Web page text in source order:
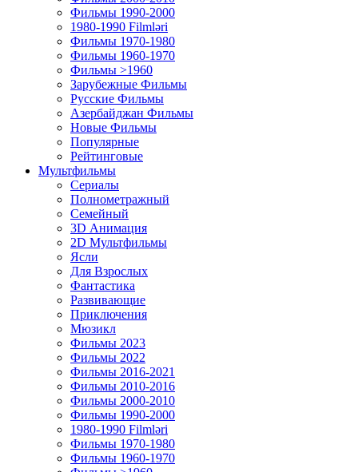
Фильмы 1990-2000
1980-1990 Filmləri
Фильмы 1970-1980
Фильмы 1960-1970
Фильмы >1960
Зарубежные Фильмы
Русские Фильмы
Азербайджан Фильмы
Новые Фильмы
Популярные
Рейтинговые
Мультфильмы
Сериалы
Полнометражный
Семейный
3D Анимация
2D Мультфильмы
Ясли
Для Взрослых
Фантастика
Развивающие
Приключения
Мюзикл
Фильмы 2023
Фильмы 2022
Фильмы 2016-2021
Фильмы 2010-2016
Фильмы 2000-2010
Фильмы 1990-2000
1980-1990 Filmləri
Фильмы 1970-1980
Фильмы 1960-1970